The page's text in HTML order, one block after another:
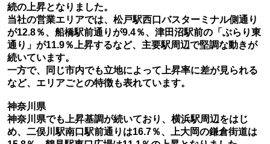
続の上昇となりました。
当社の営業エリアでは、松戸駅西口バスターミナル側通り
が12.8％、船橋駅前通りが9.4％、津田沼駅前の「ぶらり東
通り」が11.9％上昇するなど、主要駅周辺で堅調な動きが
続いています。
一方で、同じ市内でも立地によって上昇率に差が見られる
など、エリアごとの特徴も表れています。
神奈川県
神奈川県でも上昇基調が続いており、横浜駅周辺をはじ
め、二俣川駅南口駅前通りは16.7％、上大岡の鎌倉街道は